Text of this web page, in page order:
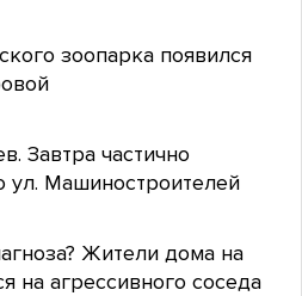
зоопарка появился
Завтра частично
Машиностроителей
Жители дома на
на агрессивного соседа